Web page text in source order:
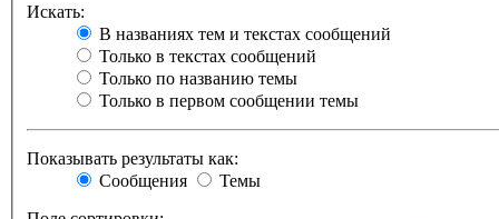
Искать:
В названиях тем и текстах сообщений
Только в текстах сообщений
Только по названию темы
Только в первом сообщении темы
Показывать результаты как:
Сообщения
Темы